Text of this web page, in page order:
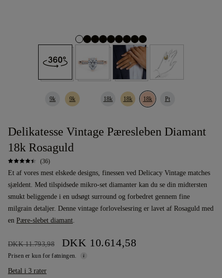
9k 9k 18k 18k 18k Pt
Delikatesse Vintage Pæresleben Diamant
18k Rosaguld
(36)
Et af vores mest elskede designs, finessen ved Delicacy Vintage matches
sjældent. Med tilspidsede mikro-set diamanter kan du se din midtersten
smukt beliggende i en udsøgt surround og forbedret gennem fine
milgrain detaljer. Denne vintage forlovelsesring er lavet af Rosaguld med
en Pære-slebet diamant.
DKK 11.793,98 DKK 10.614,58
Prisen er kun for fatningen.
Betal i 3 rater